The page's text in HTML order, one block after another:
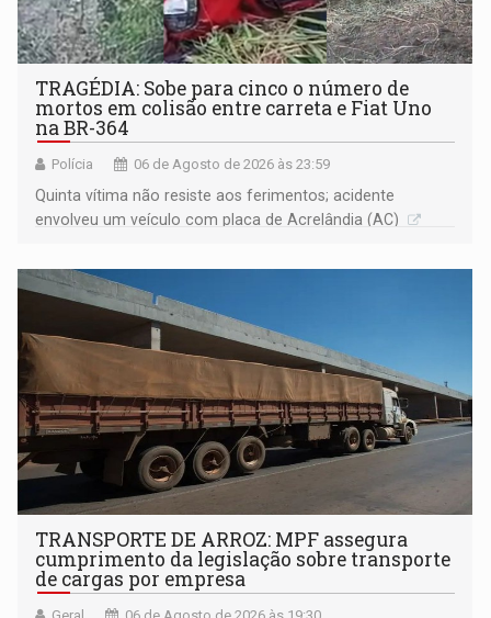
TRAGÉDIA: Sobe para cinco o número de
mortos em colisão entre carreta e Fiat Uno
na BR-364
Polícia 06 de Agosto de 2026 às 23:59
Quinta vítima não resiste aos ferimentos; acidente
envolveu um veículo com placa de Acrelândia (AC)
TRANSPORTE DE ARROZ: MPF assegura
cumprimento da legislação sobre transporte
de cargas por empresa